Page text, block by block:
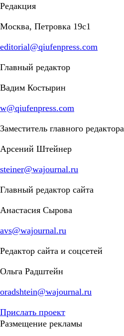
Редакция
Москва, Петровка 19с1
editorial@qiufenpress.com
Главный редактор
Вадим Костырин
w@qiufenpress.com
Заместитель главного редактора
Арсений Штейнер
steiner@wajournal.ru
Главный редактор сайта
Анастасия Сырова
avs@wajournal.ru
Редактор сайта и соцсетей
Ольга Радштейн
oradshtein@wajournal.ru
Прислать проект
Размещение рекламы